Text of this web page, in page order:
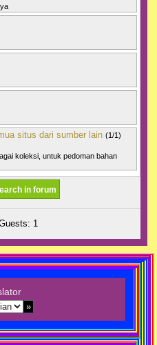
situs dari sumber lain (1/1)
koleksi, untuk pedoman bahan
1